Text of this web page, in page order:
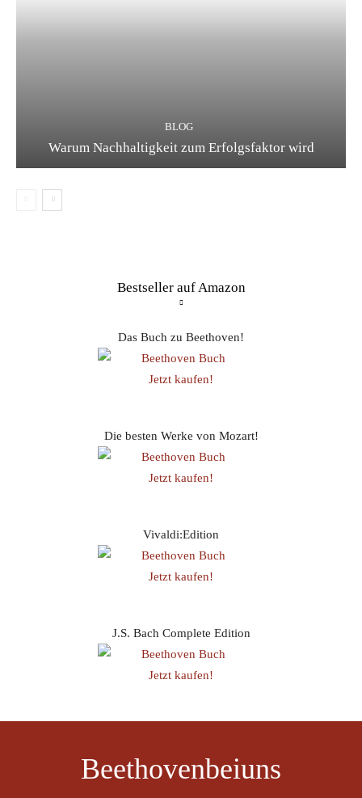
BLOG
Warum Nachhaltigkeit zum Erfolgsfaktor wird
Bestseller auf Amazon
Das Buch zu Beethoven!
Jetzt kaufen!
Die besten Werke von Mozart!
Jetzt kaufen!
Vivaldi:Edition
Jetzt kaufen!
J.S. Bach Complete Edition
Jetzt kaufen!
Beethovenbeiuns